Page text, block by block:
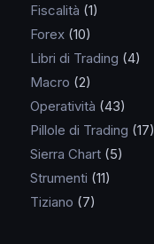
Fiscalità (1)
Forex(10)
Libri di Trading (4)
Macro (2)
Operatività (43)
Pillole di Trading (17)
Sierra Chart(5)
Strumenti (11)
Tiziano (7)